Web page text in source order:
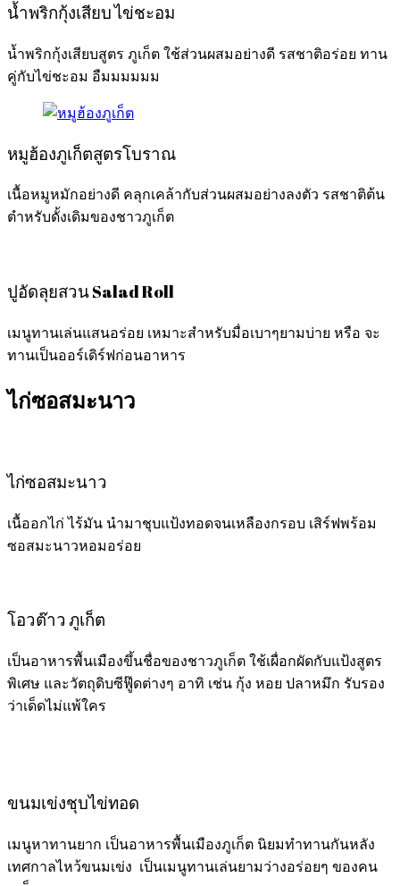
น้ำพริกกุ้งเสียบ ไข่ชะอม
น้ำพริกกุ้งเสียบสูตร ภูเก็ต ใช้ส่วนผสมอย่างดี รสชาติอร่อย ทาน
คู่กับไข่ชะอม อืมมมมมม
หมูฮ้องภูเก็ตสูตรโบราณ
เนื้อหมูหมักอย่างดี คลุกเคล้ากับส่วนผสมอย่างลงตัว รสชาติต้น
ตำหรับดั้งเดิมของชาวภูเก็ต
ปูอัดลุยสวน Salad Roll
เมนูทานเล่นแสนอร่อย เหมาะสำหรับมื่อเบาๆยามบ่าย หรือ จะ
ทานเป็นออร์เดิร์ฟก่อนอาหาร
ไก่ซอสมะนาว
ไก่ซอสมะนาว
เนื้ออกไก่ ไร้มัน นำมาชุบแป้งทอดจนเหลืองกรอบ เสิร์ฟพร้อม
ซอสมะนาวหอมอร่อย
โอวต๊าว ภูเก็ต
เป็นอาหารพื้นเมืองขึ้นชื่อของชาวภูเก็ต ใช้เผื่อกผัดกับแป้งสูตร
พิเศษ และวัตถุดิบซีฟู๊ดต่างๆ อาทิ เช่น กุ้ง หอย ปลาหมึก รับรอง
ว่าเด็ดไม่แพ้ใคร
ขนมเข่งชุบไข่ทอด
เมนูหาทานยาก เป็นอาหารพื้นเมืองภูเก็ต นิยมทำทานกันหลัง
เทศกาลไหว้ขนมเข่ง เป็นเมนูทานเล่นยามว่างอร่อยๆ ของคน